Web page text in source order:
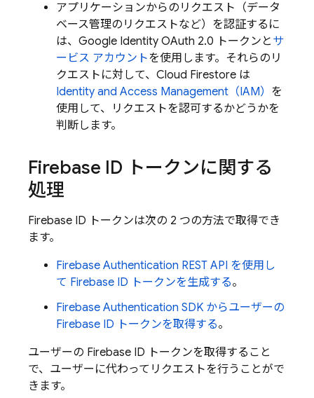
アプリケーションからのリクエスト（データ
ベース管理のリクエストなど）を認証するに
は、Google Identity OAuth 2.0 トークンと サ
ービス アカウントを使用します。それらのリ
クエストに対して、 Cloud Firestore は
Identity and Access Management（IAM） を
使用して、リクエストを認可するかどうかを
判断します。
Firebase ID トークンに関する
処理
Firebase ID トークンは次の 2 つの方法で取得でき
ます。
Firebase Authentication REST API を使用し
て Firebase ID トークンを生成する。
Firebase Authentication SDK からユーザーの
Firebase ID トークンを取得する。
ユーザーの Firebase ID トークンを取得すること
で、ユーザーに代わってリクエストを行うことがで
きます。